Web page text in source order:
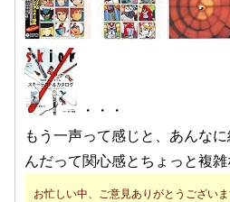
・・・
もう一声って感じと、あんな
んだって関心感とちょっと複
お忙しい中、ご意見ありがとうござい